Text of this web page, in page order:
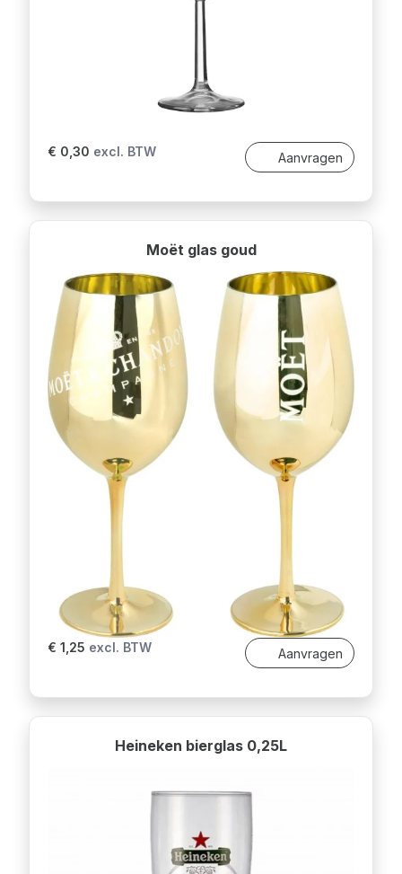
€ 0,30 excl. BTW Aanvragen
Moët glas goud
€ 1,25 excl. BTW Aanvragen
Heineken bierglas 0,25L